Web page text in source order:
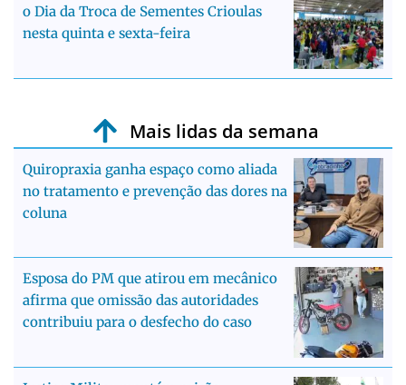
o Dia da Troca de Sementes Crioulas
nesta quinta e sexta-feira
Mais lidas da semana
Quiropraxia ganha espaço como aliada
no tratamento e prevenção das dores na
coluna
Esposa do PM que atirou em mecânico
afirma que omissão das autoridades
contribuiu para o desfecho do caso